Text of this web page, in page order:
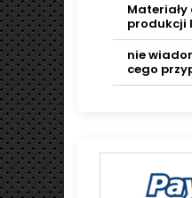
Materiały
produkcji
nie
cego